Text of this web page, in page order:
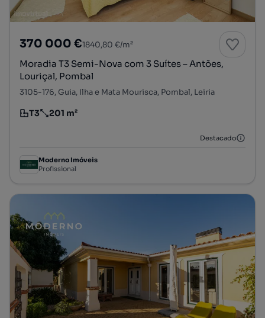
370 000 €1840,80 €/m²
Moradia T3 Semi-Nova com 3 Suítes – Antões,
Louriçal, Pombal
3105-176, Guia, Ilha e Mata Mourisca, Pombal, Leiria
Tipologia
T3
Preço por metro quadrado
201 m²
Destacado
Moderno Imóveis
Profissional